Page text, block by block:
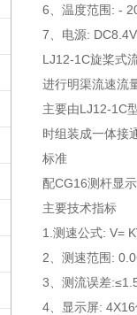
6、温度范围: -
7、电源:
LJ12-1C旋桨式
进行明渠流速流
主要由LJ12-1C
时组装成一体接
标准
配CG16测杆显
主要技术指标
1.测速公式: V=
2、测速范围:
3、测流误差
4、显示屏: